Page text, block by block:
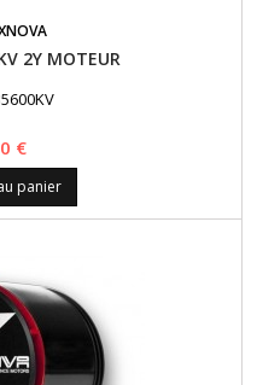
2Y MOTEUR
€
panier